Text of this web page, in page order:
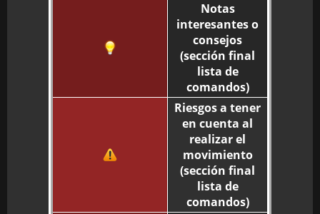
Notas
interesantes o
consejos
(sección final
lista de
comandos)
Riesgos a tener
en cuenta al
realizar el
movimiento
(sección final
lista de
comandos)